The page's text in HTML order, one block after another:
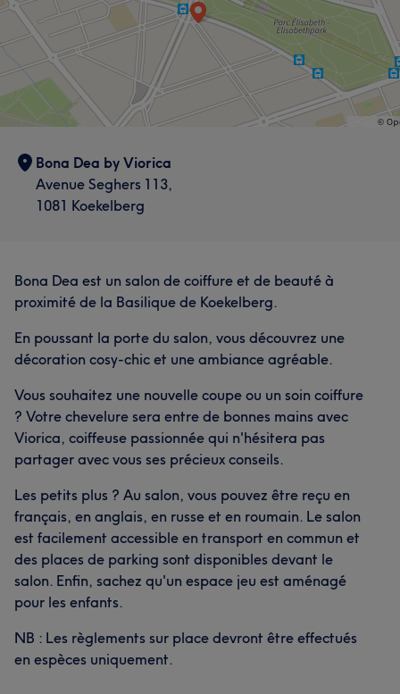
Bona Dea by Viorica
Avenue Seghers 113,
1081 Koekelberg
Bona Dea est un salon de coiffure et de beauté à
proximité de la Basilique de Koekelberg.
En poussant la porte du salon, vous découvrez une
décoration cosy-chic et une ambiance agréable.
Vous souhaitez une nouvelle coupe ou un soin coiffure
? Votre chevelure sera entre de bonnes mains avec
Viorica, coiffeuse passionnée qui n'hésitera pas
partager avec vous ses précieux conseils.
Les petits plus ? Au salon, vous pouvez être reçu en
français, en anglais, en russe et en roumain. Le salon
est facilement accessible en transport en commun et
des places de parking sont disponibles devant le
salon. Enfin, sachez qu'un espace jeu est aménagé
pour les enfants.
NB : Les règlements sur place devront être effectués
en espèces uniquement.